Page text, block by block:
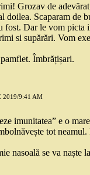
Grozav de
doilea. Scaparam de
fost. Dar le vom picta
si supărări. Vom
Îmbrățișari.
2019/9:41 AM
imunitatea” e o
tot
nasoală se va naște